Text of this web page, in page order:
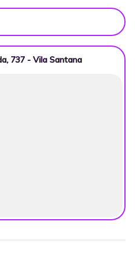
737 - Vila Santana